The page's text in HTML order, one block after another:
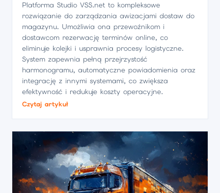
Platforma Studio VSS.net to kompleksowe
rozwiązanie do zarządzania awizacjami dostaw do
magazynu. Umożliwia ona przewoźnikom i
dostawcom rezerwację terminów online, co
eliminuje kolejki i usprawnia procesy logistyczne.
System zapewnia pełną przejrzystość
harmonogramu, automatyczne powiadomienia oraz
integrację z innymi systemami, co zwiększa
efektywność i redukuje koszty operacyjne.
Czytaj artykuł